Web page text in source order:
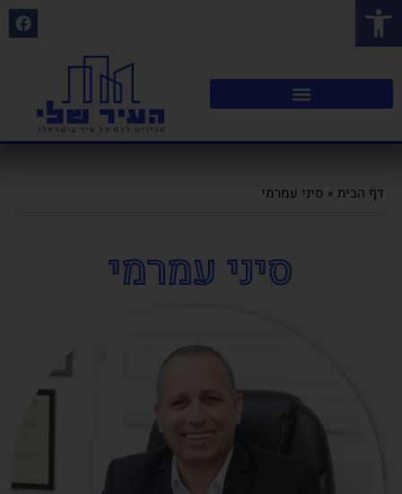
פתח סרגל נגישות
דף הבית » סיני עמרמי
סיני עמרמי